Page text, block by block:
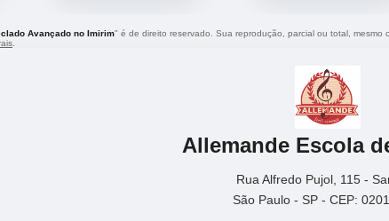
Avançado no Imirim" é de direito reservado. Sua reprodução, parcial ou total,
Allemande Escola
Rua Alfredo Pujol, 115 -
São Paulo - SP - CEP: